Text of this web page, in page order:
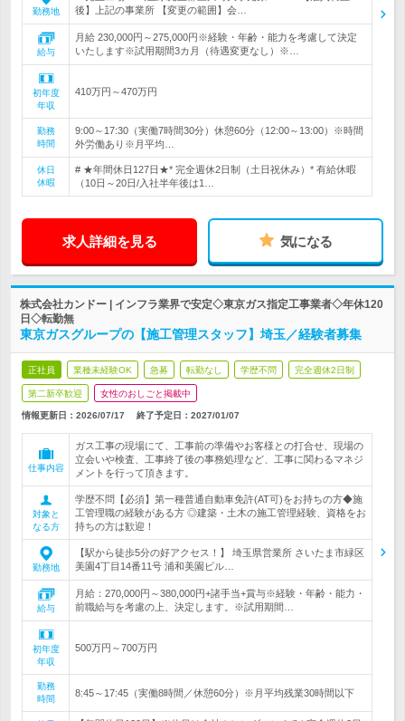
勤務地
後】上記の事業所 【変更の範囲】会…
給与
月給 230,000円～275,000円※経験・年齢・能力を考慮して決定
いたします※試用期間3カ月（待遇変更なし）※…
初年度
年収
410万円～470万円
勤務
時間
9:00～17:30（実働7時間30分）休憩60分（12:00～13:00）※時間
外労働あり※月平均…
休日
休暇
# ★年間休日127日★* 完全週休2日制（土日祝休み）* 有給休暇
（10日～20日/入社半年後は1…
求人詳細を見る 気になる
株式会社カンドー | インフラ業界で安定◇東京ガス指定工事業者◇年休120
日◇転勤無
東京ガスグループの【施工管理スタッフ】埼玉／経験者募集
正社員 業種未経験OK 急募 転勤なし 学歴不問 完全週休2日制
第二新卒歓迎 女性のおしごと掲載中
情報更新日：2026/07/17 終了予定日： 2027/01/07
仕事内容
ガス工事の現場にて、工事前の準備やお客様との打合せ、現場の
立会いや検査、工事終了後の事務処理など、工事に関わるマネジ
メントを行って頂きます。
対象と
なる方
学歴不問【必須】第一種普通自動車免許(AT可)をお持ちの方◆施
工管理職の経験がある方 ◎建築・土木の施工管理経験、資格をお
持ちの方は歓迎！
勤務地
【駅から徒歩5分の好アクセス！】 埼玉県営業所 さいたま市緑区
美園4丁目14番11号 浦和美園ビル…
給与
月給：270,000円～380,000円+諸手当+賞与※経験・年齢・能力・
前職給与を考慮の上、決定します。※試用期間…
初年度
年収
500万円～700万円
勤務
時間
8:45～17:45（実働8時間／休憩60分）※月平均残業30時間以下